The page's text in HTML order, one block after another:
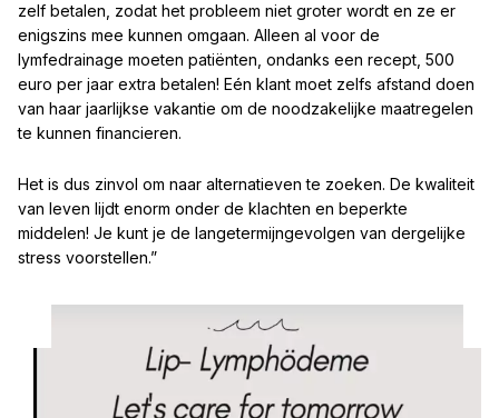
zelf betalen, zodat het probleem niet groter wordt en ze er
enigszins mee kunnen omgaan. Alleen al voor de
lymfedrainage moeten patiënten, ondanks een recept, 500
euro per jaar extra betalen! Eén klant moet zelfs afstand doen
van haar jaarlijkse vakantie om de noodzakelijke maatregelen
te kunnen financieren.
Het is dus zinvol om naar alternatieven te zoeken. De kwaliteit
van leven lijdt enorm onder de klachten en beperkte
middelen! Je kunt je de langetermijngevolgen van dergelijke
stress voorstellen.”